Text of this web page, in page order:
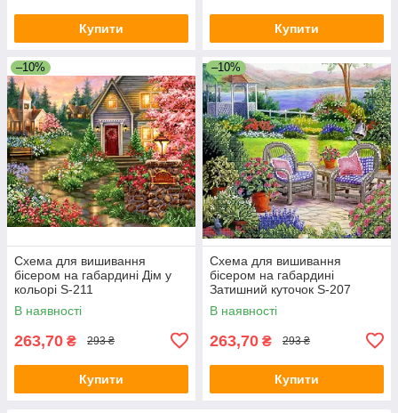
Купити Купити
–10%
Схема для вишивання
бісером на габардині Дім у
кольорі S-211
В наявності
263,70 ₴ 293 ₴
Купити
–10%
Схема для вишивання
бісером на габардині
Затишний куточок S-207
В наявності
263,70 ₴ 293 ₴
Купити